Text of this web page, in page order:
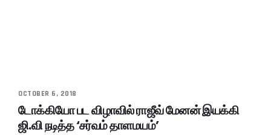
OCTOBER 6, 2018
டோக்கியோ பட விழாவில் ராஜீவ் மேனன் இயக்கி
ஜி.வி நடித்த ‘சர்வம் தாளமயம்’